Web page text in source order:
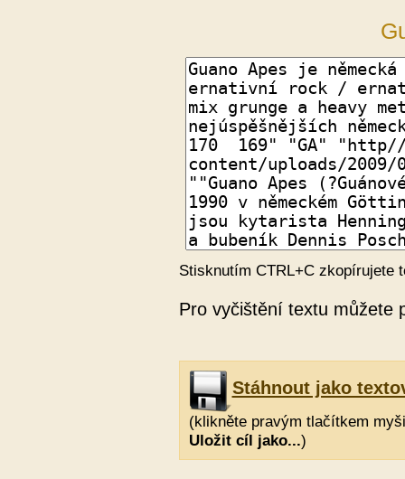
Stisknutím CTRL+C zkopírujete
Pro vyčištění textu můžete
Stáhnout jako
(klikněte pravým tlačítkem
Uložit cíl jako...)